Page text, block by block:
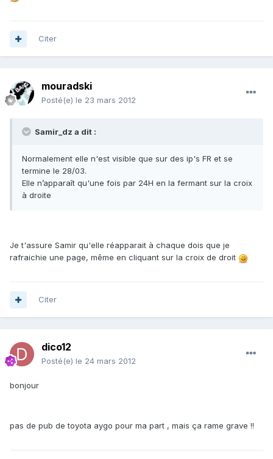
Citer
mouradski
Posté(e) le 23 mars 2012
Samir_dz a dit :
Normalement elle n'est visible que sur des ip's FR et se
termine le 28/03.
Elle n’apparaît qu'une fois par 24H en la fermant sur la croix
à droite
Je t'assure Samir qu'elle réapparait à chaque dois que je
rafraichie une page, même en cliquant sur la croix de droit
Citer
dico12
Posté(e) le 24 mars 2012
bonjour
pas de pub de toyota aygo pour ma part , mais ça rame grave !!